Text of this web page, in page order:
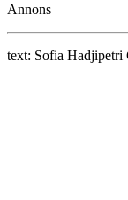
Annons
text: Sofia Hadjipetri